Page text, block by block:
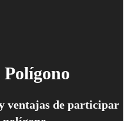
ventajas de participar